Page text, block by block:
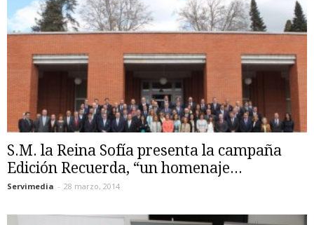
S.M. la Reina Sofía presenta la campaña
Edición Recuerda, “un homenaje...
Servimedia - 28 marzo, 2014